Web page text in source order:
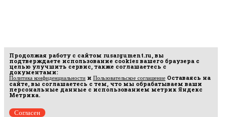
Продолжая работу с сайтом rusargument.ru, вы
подтверждаете использование cookies вашего браузера с
целью улучшить сервис, также соглашаетесь с
документами:
Политика конфиденциальности и Пользовательское соглашение Оставаясь на
сайте, вы соглашаетесь с тем, что мы обрабатываем ваши
персональные данные с использованием метрик Яндекс
Метрика.
Согласен